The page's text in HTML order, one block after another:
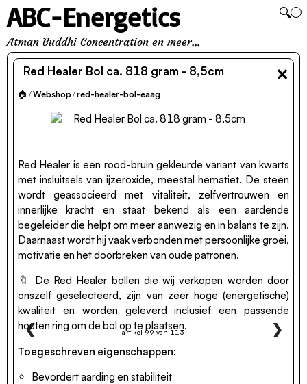
🔍
ABC-Energetics
Atman Buddhi Concentration en meer...
×
Red Healer Bol ca. 818 gram - 8,5cm
🏠 /Webshop /red-healer-bol-eaag
❮ artikel 99 van 113 ❯
Red Healer is een rood-bruin gekleurde variant van kwarts
met insluitsels van ijzeroxide, meestal hematiet. De steen
wordt geassocieerd met vitaliteit, zelfvertrouwen en
innerlijke kracht en staat bekend als een aardende
begeleider die helpt om meer aanwezig en in balans te zijn.
Daarnaast wordt hij vaak verbonden met persoonlijke groei,
motivatie en het doorbreken van oude patronen.
🔖 De Red Healer bollen die wij verkopen worden door
onszelf geselecteerd, zijn van zeer hoge (energetische)
kwaliteit en worden geleverd inclusief een passende
houten ring om de bol op te plaatsen.
Toegeschreven eigenschappen:
Bevordert aarding en stabiliteit